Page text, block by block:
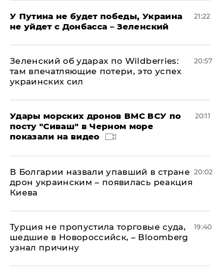
У Путина не будет победы, Украина
не уйдет с Донбасса – Зеленский
21:22
Зеленский об ударах по Wildberries:
там впечатляющие потери, это успех
украинских сил
20:57
Удары морских дронов ВМС ВСУ по
посту "Сиваш" в Черном море
показали на видео
20:11
В Болгарии назвали упавший в стране
дрон украинским – появилась реакция
Киева
20:02
Турция не пропустила торговые суда,
шедшие в Новороссийск, – Bloomberg
узнал причину
19:40